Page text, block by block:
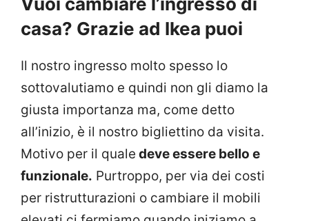
casa? Grazie ad Ikea puoi
Il nostro ingresso molto spesso lo
sottovalutiamo e quindi non gli diamo la
giusta importanza ma, come detto
all’inizio, è il nostro bigliettino da visita.
Motivo per il quale deve essere bello e
funzionale. Purtroppo, per via dei costi
per ristrutturazioni o cambiare il mobili